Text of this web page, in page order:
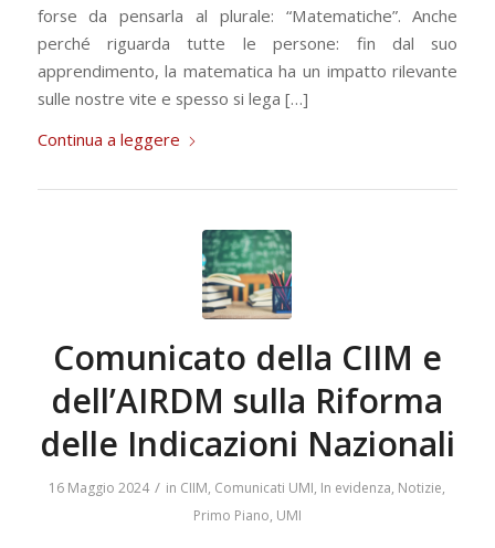
forse da pensarla al plurale: “Matematiche”. Anche
perché riguarda tutte le persone: fin dal suo
apprendimento, la matematica ha un impatto rilevante
sulle nostre vite e spesso si lega […]
Continua a leggere
Comunicato della CIIM e
dell’AIRDM sulla Riforma
delle Indicazioni Nazionali
16 Maggio 2024 / in CIIM, Comunicati UMI, In evidenza, Notizie,
Primo Piano, UMI